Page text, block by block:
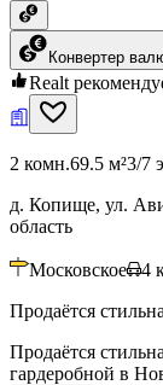
Конвертер
Realt
2 комн.69.5 м²3/7
д. Копище, ул.
область
Московское 4
Продаётся
Продаётся
гардеробной в